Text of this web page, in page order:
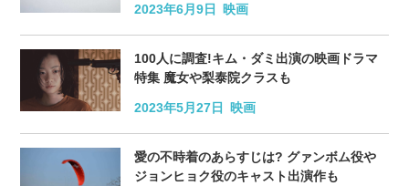
2023年6月9日 映画
100人に調査!キム・ダミ出演の映画ドラマ
特集 魔女や梨泰院クラスも
2023年5月27日 映画
愛の不時着のあらすじは? グァンボム役や
ジョンヒョク役のキャスト出演作も